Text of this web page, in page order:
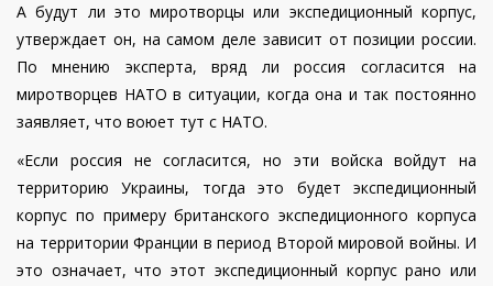
А будут ли это миротворцы или экспедиционный корпус,
утверждает он, на самом деле зависит от позиции россии.
По мнению эксперта, вряд ли россия согласится на
миротворцев НАТО в ситуации, когда она и так постоянно
заявляет, что воюет тут с НАТО.
«Если россия не согласится, но эти войска войдут на
территорию Украины, тогда это будет экспедиционный
корпус по примеру британского экспедиционного корпуса
на территории Франции в период Второй мировой войны. И
это означает, что этот экспедиционный корпус рано или